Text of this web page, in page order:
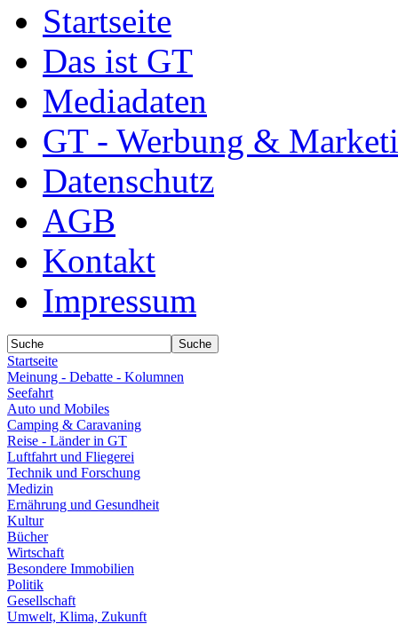
Startseite
Das ist GT
Mediadaten
GT - Werbung &
Datenschutz
AGB
Kontakt
Impressum
Startseite
Meinung - Debatte - Kolumnen
Seefahrt
Auto und Mobiles
Camping & Caravaning
Reise - Länder in GT
Luftfahrt und Fliegerei
Technik und Forschung
Medizin
Ernährung und Gesundheit
Kultur
Bücher
Wirtschaft
Besondere Immobilien
Politik
Gesellschaft
Umwelt, Klima, Zukunft